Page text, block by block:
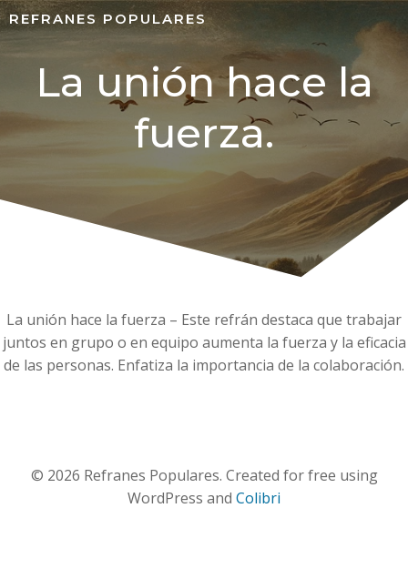
REFRANES POPULARES
La unión hace la
fuerza.
La unión hace la fuerza – Este refrán destaca que trabajar
juntos en grupo o en equipo aumenta la fuerza y la eficacia
de las personas. Enfatiza la importancia de la colaboración.
© 2026 Refranes Populares. Created for free using
WordPress and Colibri